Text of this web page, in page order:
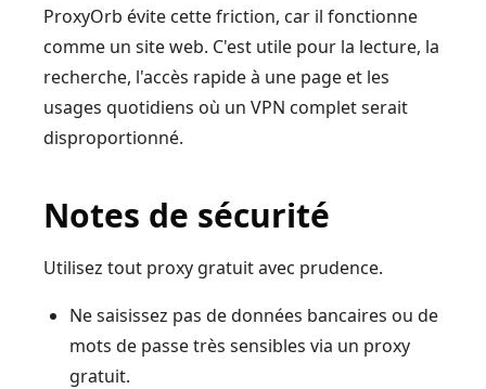
ProxyOrb évite cette friction, car il fonctionne
comme un site web. C'est utile pour la lecture, la
recherche, l'accès rapide à une page et les
usages quotidiens où un VPN complet serait
disproportionné.
Notes de sécurité
Utilisez tout proxy gratuit avec prudence.
Ne saisissez pas de données bancaires ou de
mots de passe très sensibles via un proxy
gratuit.